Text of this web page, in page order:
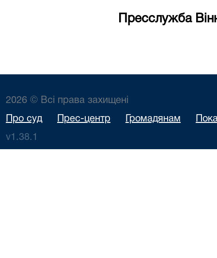
Пресслужба
2026 © Всі права захищені
Про суд Прес-центр Громадянам
v1.38.1